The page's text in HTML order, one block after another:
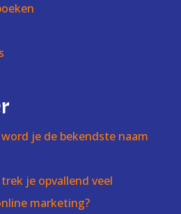
je de bekendste naam
je opvallend veel
marketing?